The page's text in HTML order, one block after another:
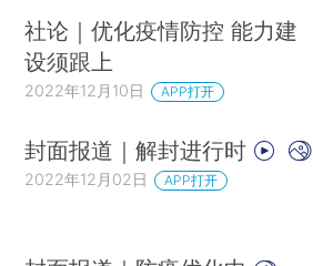
社论｜优化疫情防控 能力建
设须跟上
2022年12月10日 APP打开
封面报道｜解封进行时
2022年12月02日 APP打开